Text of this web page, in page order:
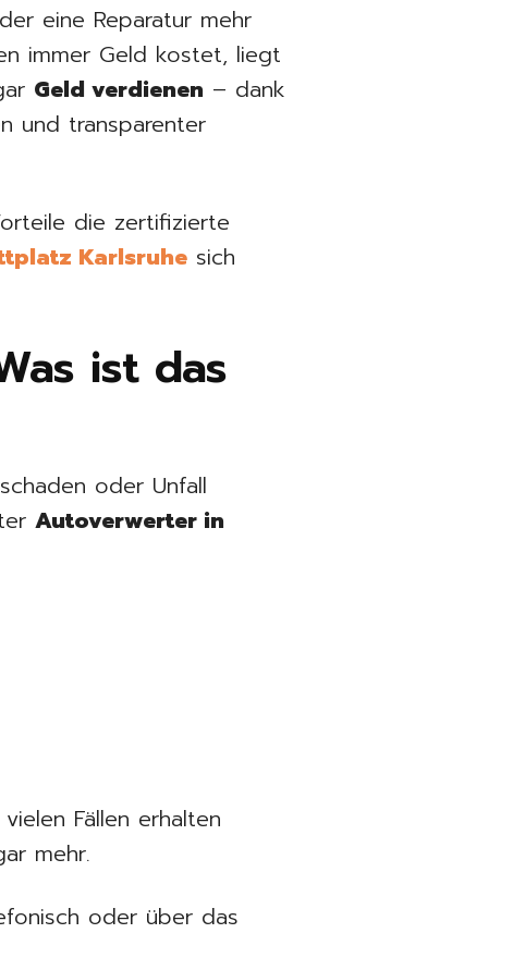
eine Reparatur mehr
immer Geld kostet, liegt
Geld verdienen – dank
und transparenter
die zertifizierte
Karlsruhe sich
ist das
oder Unfall
Autoverwerter in
Fällen erhalten
mehr.
oder über das